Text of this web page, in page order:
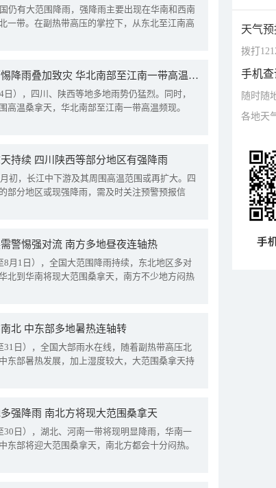
仍有大范围降雨，强降雨主要出现在华南和西南
一带。在副热带高压的掌控下，从东北至江南高
四川陕西等地需警惕降雨叠加致灾 华北南部至江南一带高温频现
），四川、陕西等地多地雨势仍猛烈。同时，
高温桑拿天，华北南部至江南一带高温频现。
持续 四川陕西等部分地区有强降雨
初，长江中下游及其周围高温范围或再扩大。四
部分地区或现强降雨，需及时关注预警预报信
警惕强对流 南方多地昼夜连轴热
8月1日），全国大范围降雨持续，东北地区多对
北到华南将现大范围桑拿天，南方不少地方闷热
北 中东部多地暑热连轴转
31日），全国大部雨水在线，随着副热带高压北
东部暑热发展，加上湿度较大，大范围桑拿天持
强降雨 南北方将现大范围桑拿天
30日），湖北、河南一带将现明显降雨，华南一
东部将迎大范围桑拿天，南北方都会十分闷热。
天气
拨打
手机查
随时随
各地天